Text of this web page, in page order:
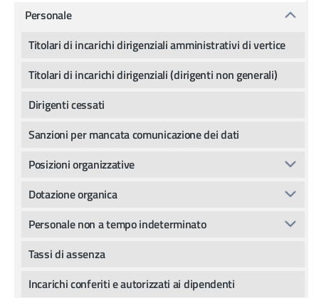
Personale
Titolari di incarichi dirigenziali amministrativi di vertice
Titolari di incarichi dirigenziali (dirigenti non generali)
Dirigenti cessati
Sanzioni per mancata comunicazione dei dati
Posizioni organizzative
Dotazione organica
Personale non a tempo indeterminato
Tassi di assenza
Incarichi conferiti e autorizzati ai dipendenti